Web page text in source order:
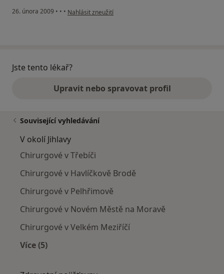
26. února 2009 • • • podle názoru uživatele Pacient
Nahlásit zneužití
Jste tento lékař?
Upravit nebo spravovat profil
Související vyhledávání
V okolí Jihlavy
Chirurgové v Třebíči
Chirurgové v Havlíčkově Brodě
Chirurgové v Pelhřimově
Chirurgové v Novém Městě na Moravě
Chirurgové v Velkém Meziříčí
Více (5)